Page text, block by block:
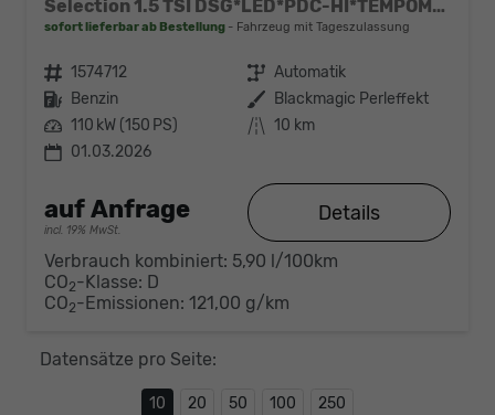
Selection 1.5 TSI DSG*LED*PDC-HI*TEMPOMAT*SMARTLINK*SHZ*KLIMA*RADIO
sofort lieferbar ab Bestellung Fahrzeug mit Tageszulassung
Fahrzeugnr. 1574712 Getriebe Automatik
Kraftstoff Benzin Außenfarbe Blackmagic Perleffekt
Leistung 110 kW (150 PS) Kilometerstand 10 km
01.03.2026
auf Anfrage
incl. 19% MwSt.
Details
Verbrauch kombiniert: 5,90 l/100km
CO2-Klasse: D
CO2-Emissionen: 121,00 g/km
Datensätze pro Seite:
10 20 50 100 250